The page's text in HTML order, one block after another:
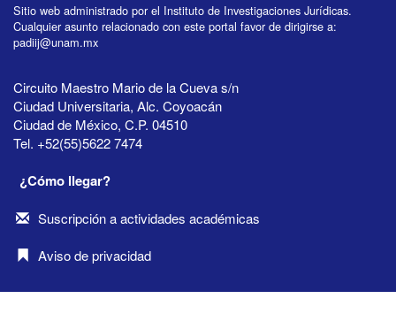
Sitio web administrado por el Instituto de Investigaciones Jurídicas.
Cualquier asunto relacionado con este portal favor de dirigirse a:
padiij@unam.mx
Circuito Maestro Mario de la Cueva s/n
Ciudad Universitaria, Alc. Coyoacán
Ciudad de México, C.P. 04510
Tel. +52(55)5622 7474
¿Cómo llegar?
Suscripción a actividades académicas
Aviso de privacidad